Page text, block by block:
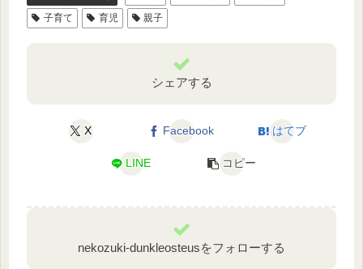
子育て
育児 親子
シェアする
X Facebook はてブ
LINE コピー
nekozuki-dunkleosteusをフォローする